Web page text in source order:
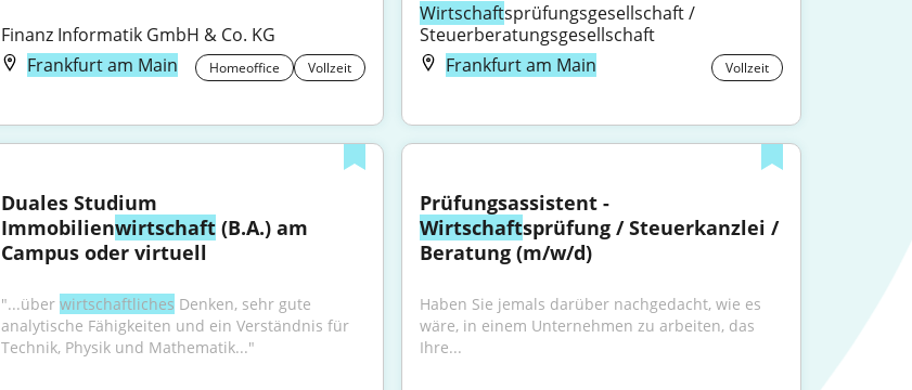
Finanz Informatik GmbH & Co. KG
Frankfurt am Main
Homeoffice Vollzeit
Wirtschaftsprüfungsgesellschaft /
Steuerberatungsgesellschaft
Frankfurt am Main
Vollzeit
Duales Studium
Immobilienwirtschaft (B.A.) am
Campus oder virtuell
"...über wirtschaftliches Denken, sehr gute
analytische Fähigkeiten und ein Verständnis für
Technik, Physik und Mathematik..."
Prüfungsassistent -
Wirtschaftsprüfung / Steuerkanzlei /
Beratung (m/w/d)
Haben Sie jemals darüber nachgedacht, wie es
wäre, in einem Unternehmen zu arbeiten, das
Ihre...